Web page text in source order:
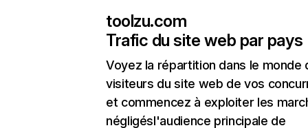
toolzu.com
Trafic du site web par pays
Voyez la répartition dans le monde
visiteurs du site web de vos
et commencez à exploiter les
négligésl'audience principale de